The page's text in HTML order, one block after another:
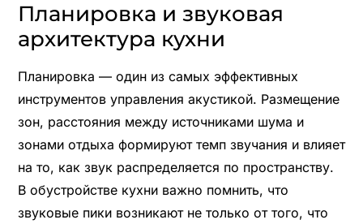
Планировка и звуковая
архитектура кухни
Планировка — один из самых эффективных
инструментов управления акустикой. Размещение
зон, расстояния между источниками шума и
зонами отдыха формируют темп звучания и влияет
на то, как звук распределяется по пространству.
В обустройстве кухни важно помнить, что
звуковые пики возникают не только от того, что